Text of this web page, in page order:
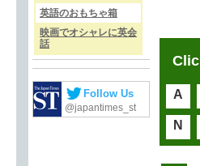
英語のおもちゃ箱
映画でオシャレに英会
話
Follow Us
@japantimes_st
A
N